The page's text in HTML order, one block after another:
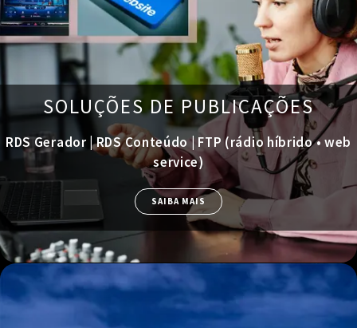
SOLUÇÕES DE PUBLICAÇÕES
RDS Gerador | RDS Conteúdo | FTP (rádio híbrido • web
service)
SAIBA MAIS